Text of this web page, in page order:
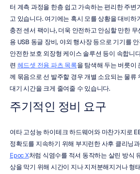
터 계측 과정을 한층 쉽고 가속하는 편리한 주변
고 있습니다. 여기에는 혹시 모를 상황을 대비하
충전 센서 팩이나, 더욱 안전하고 안심할 만한
용 USB 동글 장비, 야외 행사장 등으로 기기를
안전한 보호 외장형 케이스 솔루션 등이 속합니
련 헤드셋 전용 파츠 목록을 탐색해 두는 버릇이
께 묶음으로 선 발주할 경우 개별 소요되는 물류
대기 시간을 크게 줄여줄 수 있습니다.
주기적인 정비 요구
여타 고성능 하이테크 하드웨어와 마찬가지로
Epoc X처럼 식염수를 적셔 동작하는 살린 방식
상을 막기 위해 시간이 지나 지저분해지거나 형